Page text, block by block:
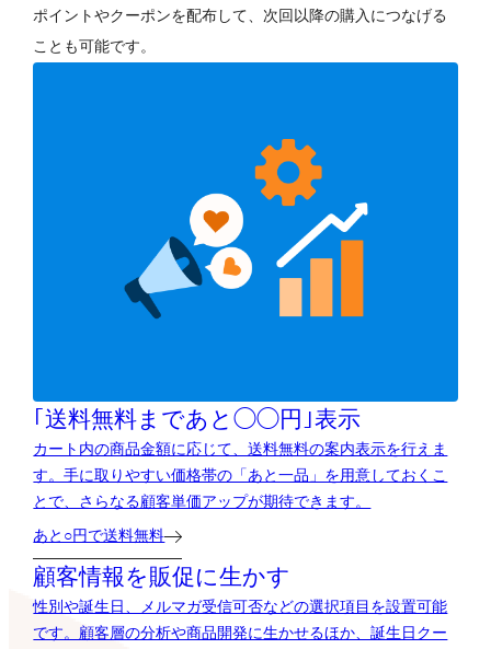
ポイントやクーポンを配布して、次回以降の購入につなげる
ことも可能です。
｢送料無料まであと◯◯円｣表示
カート内の商品金額に応じて、送料無料の案内表示を行えま
す。手に取りやすい価格帯の「あと一品」を用意しておくこ
とで、さらなる顧客単価アップが期待できます。
あと○円で送料無料
顧客情報を販促に生かす
性別や誕生日、メルマガ受信可否などの選択項目を設置可能
です。顧客層の分析や商品開発に生かせるほか、誕生日クー